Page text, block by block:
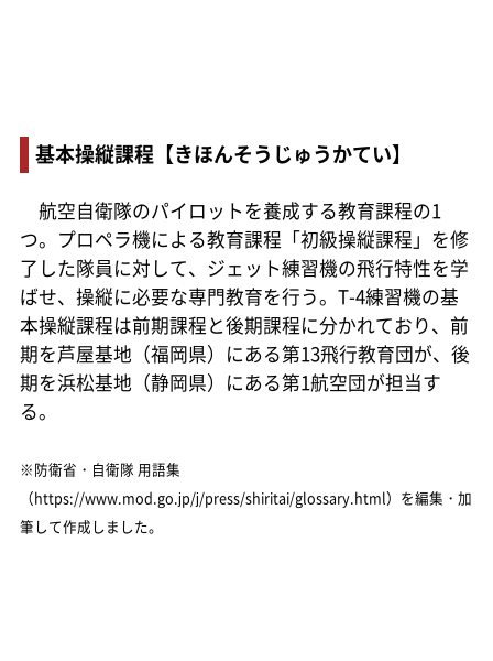
基本操縦課程【きほんそうじゅうかてい】
航空自衛隊のパイロットを養成する教育課程の1
つ。プロペラ機による教育課程「初級操縦課程」を修
了した隊員に対して、ジェット練習機の飛行特性を学
ばせ、操縦に必要な専門教育を行う。T-4練習機の基
本操縦課程は前期課程と後期課程に分かれており、前
期を芦屋基地（福岡県）にある第13飛行教育団が、後
期を浜松基地（静岡県）にある第1航空団が担当す
る。
※防衛省・自衛隊 用語集
（https://www.mod.go.jp/j/press/shiritai/glossary.html）を編集・加
筆して作成しました。